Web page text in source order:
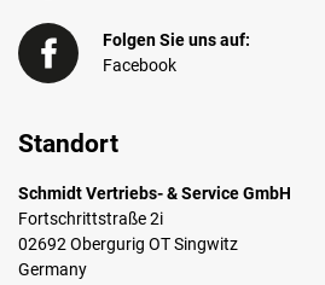
Folgen Sie uns auf:
Facebook
Standort
Schmidt Vertriebs- & Service GmbH
Fortschrittstraße 2i
02692 Obergurig OT Singwitz
Germany